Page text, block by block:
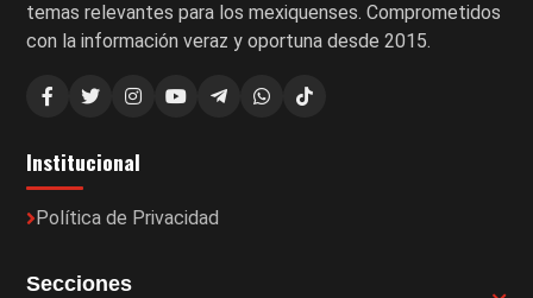
temas relevantes para los mexiquenses. Comprometidos
con la información veraz y oportuna desde 2015.
Institucional
Política de Privacidad
Secciones